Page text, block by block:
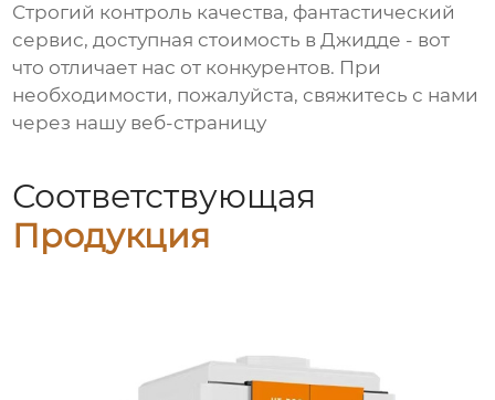
Строгий контроль качества, фантастический
сервис, доступная стоимость в Джидде - вот
что отличает нас от конкурентов. При
необходимости, пожалуйста, свяжитесь с нами
через нашу веб-страницу
Соответствующая
Продукция